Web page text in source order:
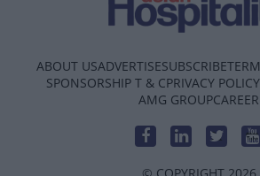
ABOUT USADVERTISESUBSCRIBE
SPONSORSHIP T & CPRIVACY POLICY
AMG GROUPCAREER